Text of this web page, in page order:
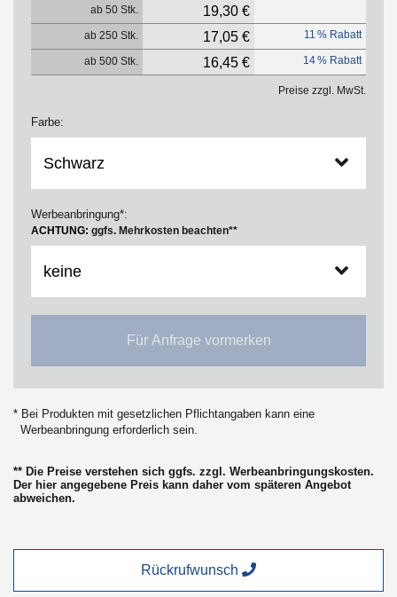
ab 50 Stk. 19,30 €
ab 250 Stk. 17,05 € 11 % Rabatt
ab 500 Stk. 16,45 € 14 % Rabatt
Preise zzgl. MwSt.
Farbe:
Werbeanbringung*:
ACHTUNG: ggfs. Mehrkosten beachten**
Für Anfrage vormerken
* Bei Produkten mit gesetzlichen Pflichtangaben kann eine
Werbeanbringung erforderlich sein.
** Die Preise verstehen sich ggfs. zzgl. Werbeanbringungskosten.
Der hier angegebene Preis kann daher vom späteren Angebot
abweichen.
Rückrufwunsch